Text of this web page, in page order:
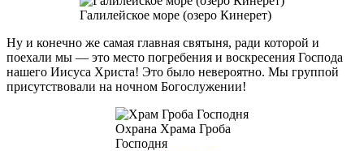
Галилейское море (озеро Кинерет)
Ну и конечно же самая главная святыня, ради которой и
поехали мы — это место погребения и воскресения Господа
нашего Иисуса Христа! Это было невероятно. Мы группой
присутствовали на ночном Богослужении!
Охрана Храма Гроба
Господня